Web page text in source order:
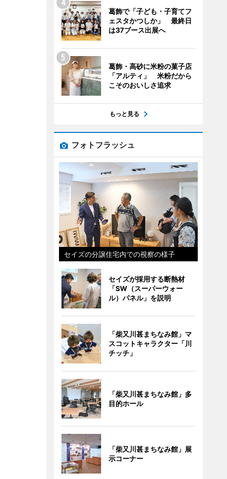
葛飾で「子ども・子育てフ
ェスタかつしか」 最終日
は37ブース出展へ
葛飾・高砂に米粉の菓子店
「アルティ」 米粉だから
こそのおいしさ追求
もっと見る
フォトフラッシュ
セイズの分譲住宅内での視察の様子
セイズが採用する断熱材
「SW（スーパーウォー
ル）パネル」を説明
「柴又川甚まちなみ館」マ
スコットキャラクター「川
チッチ」
「柴又川甚まちなみ館」多
目的ホール
「柴又川甚まちなみ館」展
示コーナー